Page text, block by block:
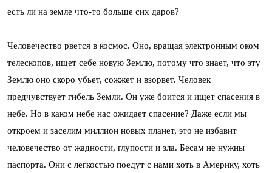
есть ли на земле что-то больше сих даров?
Человечество рвется в космос. Оно, вращая электронным оком
телескопов, ищет себе новую Землю, потому что знает, что эту
Землю оно скоро убьет, сожжет и взорвет. Человек
предчувствует гибель Земли. Он уже боится и ищет спасения в
небе. Но в каком небе нас ожидает спасение? Даже если мы
откроем и заселим миллион новых планет, это не избавит
человечество от жадности, глупости и зла. Бесам не нужны
паспорта. Они с легкостью поедут с нами хоть в Америку, хоть